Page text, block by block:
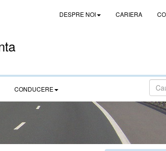
DESPRE NOI CARIERA
CONDUCERE